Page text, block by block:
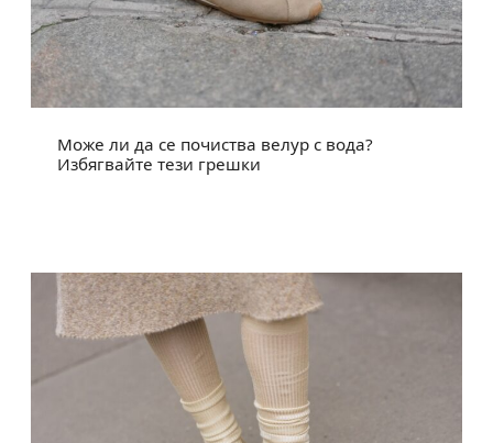
Може ли да се почиства велур с вода?
Избягвайте тези грешки